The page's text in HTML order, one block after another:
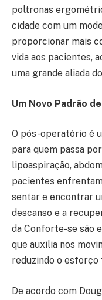
poltronas
cidade com um
proporcionar mais
vida aos pacientes,
uma grande aliada
Um Novo Padrão
O pós-operatório é
para quem passa
lipoaspiração,
pacientes
sentar e encontrar
descanso e a
da Conforte-se são
que auxilia nos
reduzindo o
De acordo com